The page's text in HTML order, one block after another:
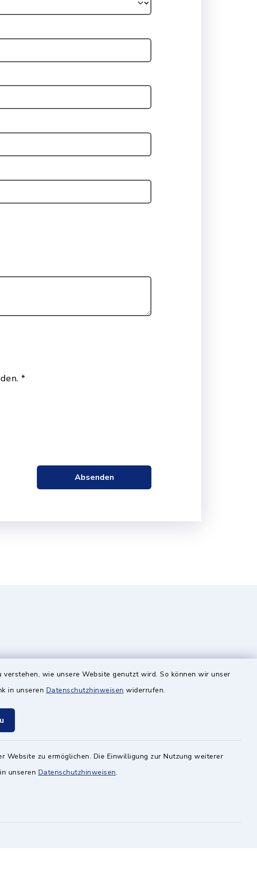
wie unsere Website genutzt wird. So können wir unser
in unseren Datenschutzhinweisen widerrufen.
Website zu ermöglichen. Die Einwilligung zur Nutzung weiterer
unseren Datenschutzhinweisen.
*
Absenden
geändert
Sie unter
(Startseite)
Info.
Quicklinks
Landratsamt München
Zweckverband München Südost